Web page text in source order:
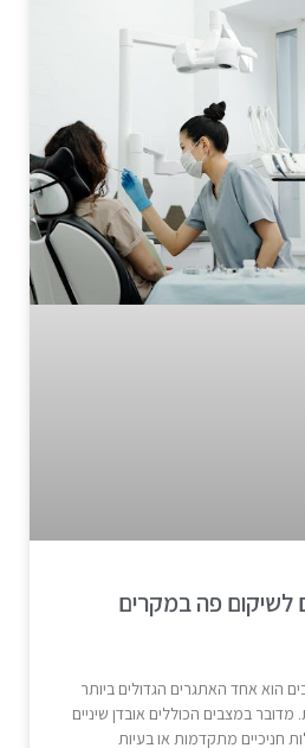
לשיקום פה במקרים
הוא אחד האתגרים הגדולים ביותר
מדובר במצבים הכוללים אובדן שיניים
חניכיים מתקדמות או בעיות